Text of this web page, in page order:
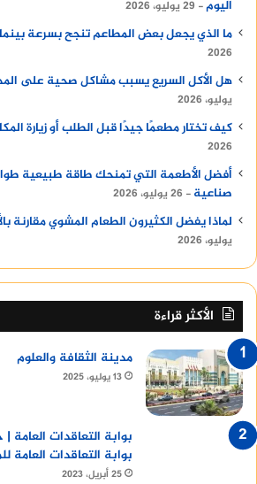
اليوم 29 يوليو، 2026
ما الذي يجعل بعض المطاعم تنجح بسرعة
2026
هل الأكل السريع يسبب مشاكل صحية على
يوليو، 2026
كيف تختار مطعمًا جيدًا قبل الطلب أو زيارة
2026
أفضل الأطعمة التي تمنحك طاقة طبيعية
صناعية
26 يوليو، 2026
لماذا يفضل الكثيرون الطعام المشوي مقارنة
يوليو، 2026
الأكثر قراءة
مدينة الثقافة والعلوم
13 يوليو، 2025
بوابة التعاقدات
بوابة التعاقدات العامة
25 أبريل، 2023